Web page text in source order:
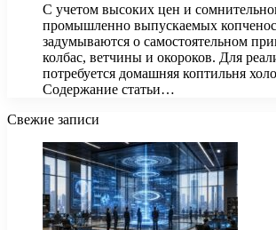
С учетом высоких цен и
промышленно выпускаемых
задумываются о самостоятельном
колбас, ветчины и окороков. Для
потребуется домашняя коптильня
Содержание статьи…
Свежие записи